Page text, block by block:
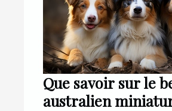
Que savoir sur le
australien